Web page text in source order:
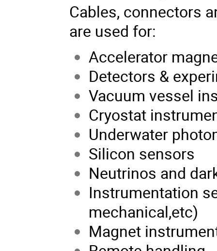
Cables, connectors
are used for:
Accelerator
Detectors &
Vacuum vessel
Cryostat
Underwater
Silicon sensors
Neutrinos and
Instrumentation
mechanical,etc)
Magnet